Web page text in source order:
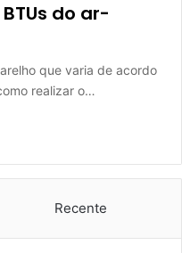
do ar-
que varia de acordo
realizar o…
Recente